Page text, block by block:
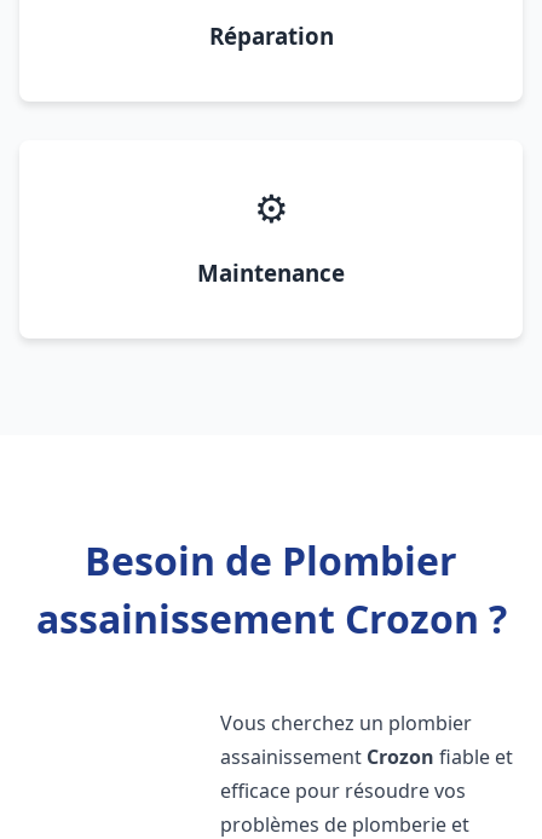
Réparation
⚙️
Maintenance
Besoin de Plombier
assainissement Crozon ?
Vous cherchez un plombier
assainissement Crozon fiable et
efficace pour résoudre vos
problèmes de plomberie et